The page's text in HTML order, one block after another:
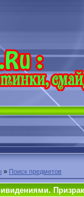
» Поиск предметов